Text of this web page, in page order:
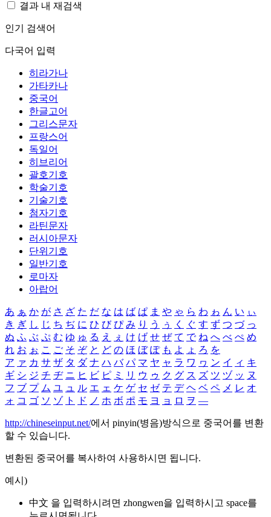
결과 내 재검색
인기 검색어
다국어 입력
히라가나
가타카나
중국어
한글고어
그리스문자
프랑스어
독일어
히브리어
괄호기호
학술기호
기술기호
첨자기호
라틴문자
러시아문자
단위기호
일반기호
로마자
아랍어
あ ぁ か が さ ざ た だ な は ば ぱ ま や ゃ ら わ ゎ ん い ぃ
き ぎ し じ ち ぢ に ひ び ぴ み り う ぅ く ぐ す ず つ づ っ
ぬ ふ ぶ ぷ む ゆ ゅ る え ぇ け げ せ ぜ て で ね へ べ ぺ め
れ お ぉ こ ご そ ぞ と ど の ほ ぼ ぽ も よ ょ ろ を
ア ァ カ サ ザ タ ダ ナ ハ バ パ マ ヤ ャ ラ ワ ヮ ン イ ィ キ
ギ シ ジ チ ヂ ニ ヒ ビ ピ ミ リ ウ ゥ ク グ ス ズ ツ ヅ ッ ヌ
フ ブ プ ム ユ ュ ル エ ェ ケ ゲ セ ゼ テ デ ヘ ベ ペ メ レ オ
ォ コ ゴ ソ ゾ ト ド ノ ホ ボ ポ モ ヨ ョ ロ ヲ ―
http://chineseinput.net/에서 pinyin(병음)방식으로 중국어를 변환
할 수 있습니다.
변환된 중국어를 복사하여 사용하시면 됩니다.
예시)
中文 을 입력하시려면 zhongwen을 입력하시고 space를